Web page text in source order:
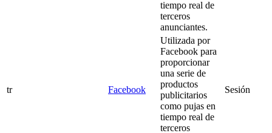
tiempo real de
terceros
anunciantes.
tr Facebook
Utilizada por
Facebook para
proporcionar
una serie de
productos
publicitarios
como pujas en
tiempo real de
terceros
Sesión